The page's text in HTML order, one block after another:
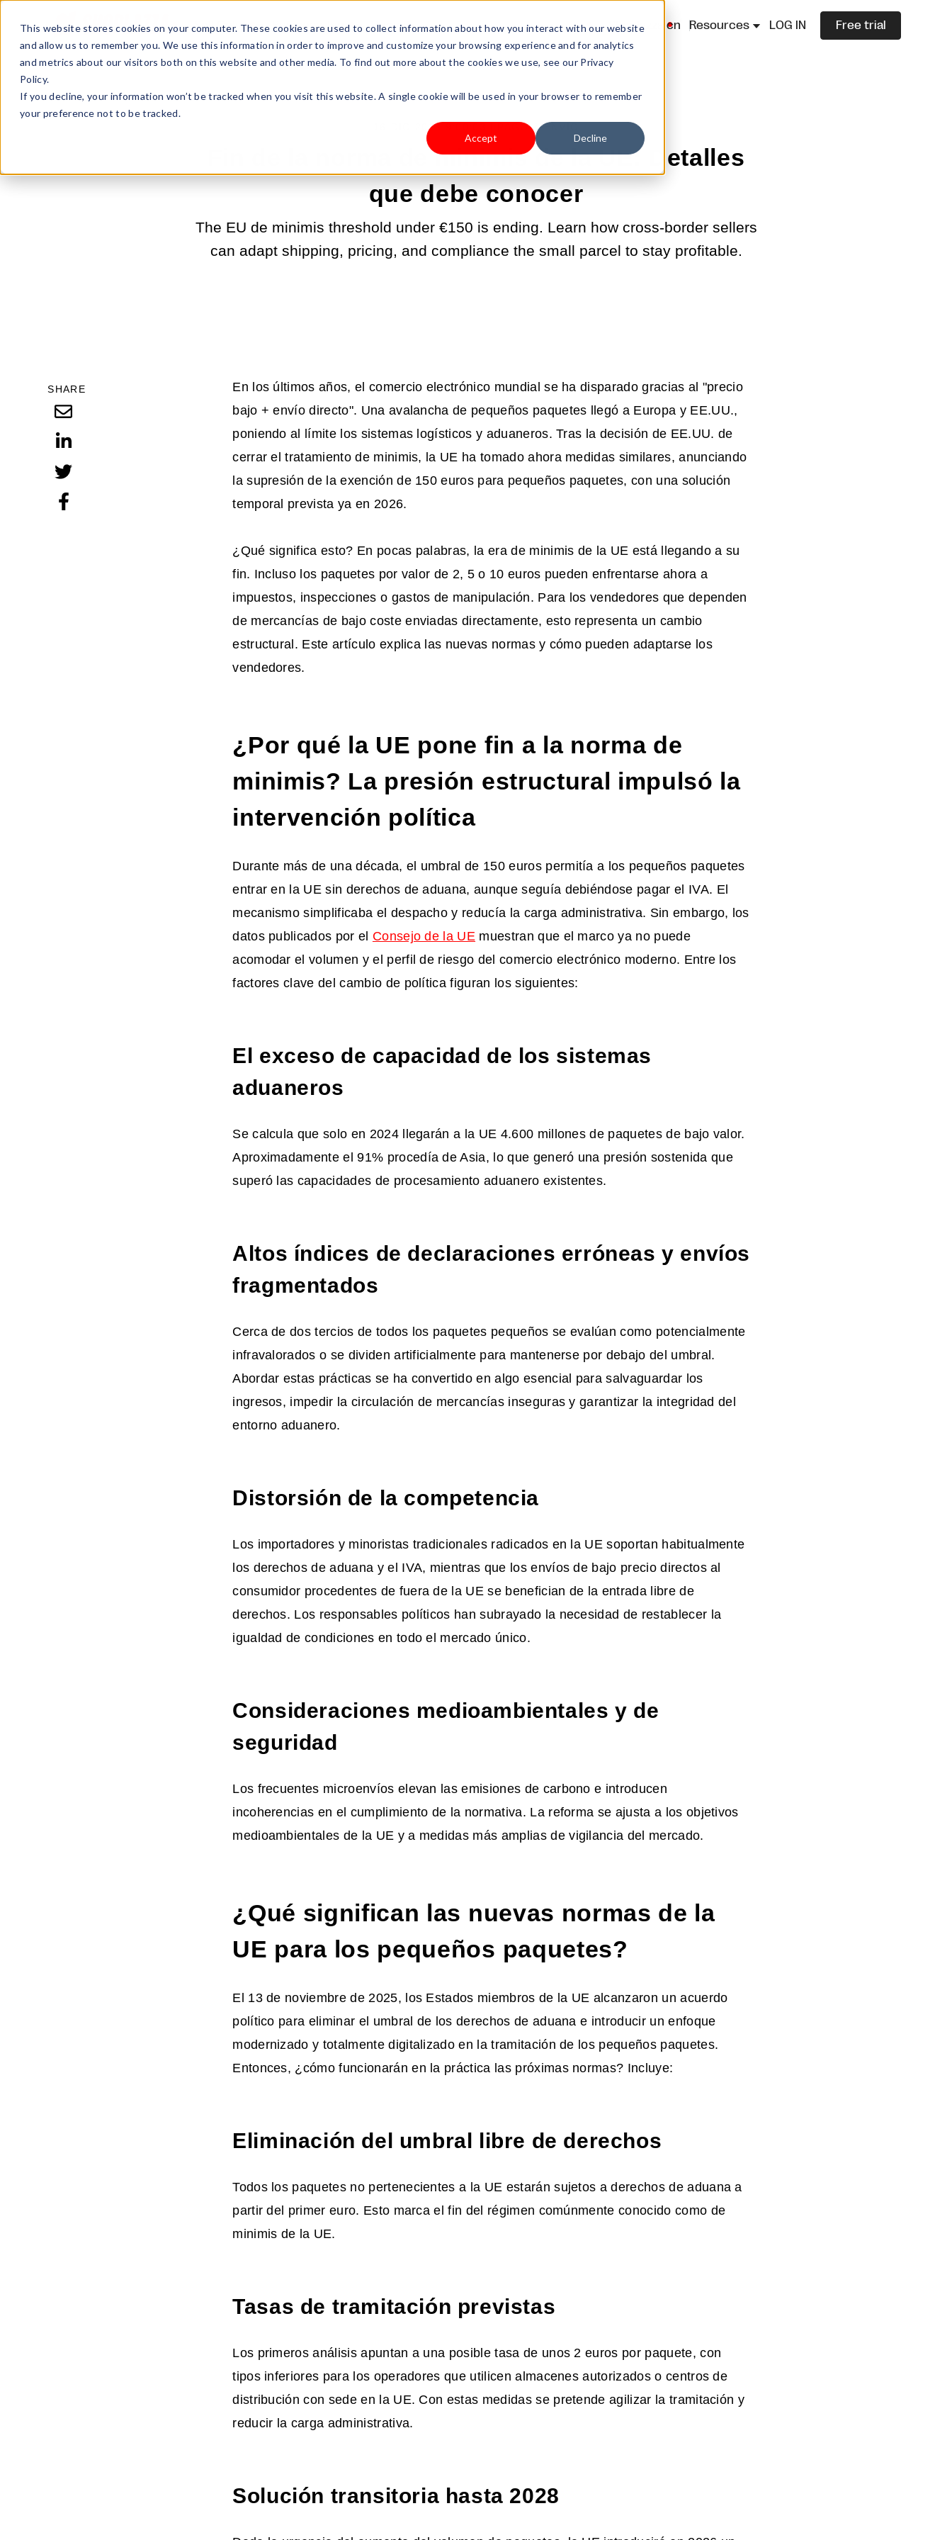
This website stores cookies on your computer. These cookies are used to collect information about how you interact with our website
and allow us to remember you. We use this information in order to improve and customize your browsing experience and for analytics
and metrics about our visitors both on this website and other media. To find out more about the cookies we use, see our Privacy
Policy.
If you decline, your information won’t be tracked when you visit this website. A single cookie will be used in your browser to remember
your preference not to be tracked.
Accept Decline
Sell Online Business Type Pricing Shoplazza.cn Resources LOG IN Free trial
16-DIC-2025 9:00:03 | PAGO & ENVÍO
Fin de la norma de minimis de la UE: Detalles
que debe conocer
The EU de minimis threshold under €150 is ending. Learn how cross-border sellers
can adapt shipping, pricing, and compliance the small parcel to stay profitable.
SHARE
En los últimos años, el comercio electrónico mundial se ha disparado gracias al "precio
bajo + envío directo". Una avalancha de pequeños paquetes llegó a Europa y EE.UU.,
poniendo al límite los sistemas logísticos y aduaneros. Tras la decisión de EE.UU. de
cerrar el tratamiento de minimis, la UE ha tomado ahora medidas similares, anunciando
la supresión de la exención de 150 euros para pequeños paquetes, con una solución
temporal prevista ya en 2026.
¿Qué significa esto? En pocas palabras, la era de minimis de la UE está llegando a su
fin. Incluso los paquetes por valor de 2, 5 o 10 euros pueden enfrentarse ahora a
impuestos, inspecciones o gastos de manipulación. Para los vendedores que dependen
de mercancías de bajo coste enviadas directamente, esto representa un cambio
estructural. Este artículo explica las nuevas normas y cómo pueden adaptarse los
vendedores.
¿Por qué la UE pone fin a la norma de
minimis? La presión estructural impulsó la
intervención política
Durante más de una década, el umbral de 150 euros permitía a los pequeños paquetes
entrar en la UE sin derechos de aduana, aunque seguía debiéndose pagar el IVA. El
mecanismo simplificaba el despacho y reducía la carga administrativa. Sin embargo, los
datos publicados por el Consejo de la UE muestran que el marco ya no puede
acomodar el volumen y el perfil de riesgo del comercio electrónico moderno. Entre los
factores clave del cambio de política figuran los siguientes:
El exceso de capacidad de los sistemas
aduaneros
Se calcula que solo en 2024 llegarán a la UE 4.600 millones de paquetes de bajo valor.
Aproximadamente el 91% procedía de Asia, lo que generó una presión sostenida que
superó las capacidades de procesamiento aduanero existentes.
Altos índices de declaraciones erróneas y envíos
fragmentados
Cerca de dos tercios de todos los paquetes pequeños se evalúan como potencialmente
infravalorados o se dividen artificialmente para mantenerse por debajo del umbral.
Abordar estas prácticas se ha convertido en algo esencial para salvaguardar los
ingresos, impedir la circulación de mercancías inseguras y garantizar la integridad del
entorno aduanero.
Distorsión de la competencia
Los importadores y minoristas tradicionales radicados en la UE soportan habitualmente
los derechos de aduana y el IVA, mientras que los envíos de bajo precio directos al
consumidor procedentes de fuera de la UE se benefician de la entrada libre de
derechos. Los responsables políticos han subrayado la necesidad de restablecer la
igualdad de condiciones en todo el mercado único.
Consideraciones medioambientales y de
seguridad
Los frecuentes microenvíos elevan las emisiones de carbono e introducen
incoherencias en el cumplimiento de la normativa. La reforma se ajusta a los objetivos
medioambientales de la UE y a medidas más amplias de vigilancia del mercado.
¿Qué significan las nuevas normas de la
UE para los pequeños paquetes?
El 13 de noviembre de 2025, los Estados miembros de la UE alcanzaron un acuerdo
político para eliminar el umbral de los derechos de aduana e introducir un enfoque
modernizado y totalmente digitalizado en la tramitación de los pequeños paquetes.
Entonces, ¿cómo funcionarán en la práctica las próximas normas? Incluye:
Eliminación del umbral libre de derechos
Todos los paquetes no pertenecientes a la UE estarán sujetos a derechos de aduana a
partir del primer euro. Esto marca el fin del régimen comúnmente conocido como de
minimis de la UE.
Tasas de tramitación previstas
Los primeros análisis apuntan a una posible tasa de unos 2 euros por paquete, con
tipos inferiores para los operadores que utilicen almacenes autorizados o centros de
distribución con sede en la UE. Con estas medidas se pretende agilizar la tramitación y
reducir la carga administrativa.
Solución transitoria hasta 2028